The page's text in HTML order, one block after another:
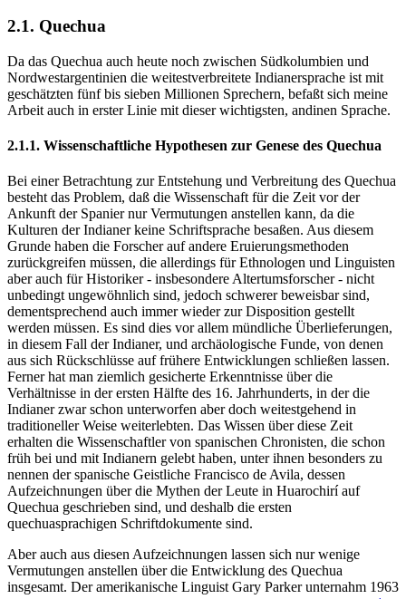
2.1. Quechua
Da das Quechua auch heute noch zwischen Südkolumbien und
Nordwestargentinien die weitestverbreitete Indianersprache ist mit
geschätzten fünf bis sieben Millionen Sprechern, befaßt sich meine
Arbeit auch in erster Linie mit dieser wichtigsten, andinen Sprache.
2.1.1. Wissenschaftliche Hypothesen zur Genese des Quechua
Bei einer Betrachtung zur Entstehung und Verbreitung des Quechua
besteht das Problem, daß die Wissenschaft für die Zeit vor der
Ankunft der Spanier nur Vermutungen anstellen kann, da die
Kulturen der Indianer keine Schriftsprache besaßen. Aus diesem
Grunde haben die Forscher auf andere Eruierungsmethoden
zurückgreifen müssen, die allerdings für Ethnologen und Linguisten
aber auch für Historiker - insbesondere Altertumsforscher - nicht
unbedingt ungewöhnlich sind, jedoch schwerer beweisbar sind,
dementsprechend auch immer wieder zur Disposition gestellt
werden müssen. Es sind dies vor allem mündliche Überlieferungen,
in diesem Fall der Indianer, und archäologische Funde, von denen
aus sich Rückschlüsse auf frühere Entwicklungen schließen lassen.
Ferner hat man ziemlich gesicherte Erkenntnisse über die
Verhältnisse in der ersten Hälfte des 16. Jahrhunderts, in der die
Indianer zwar schon unterworfen aber doch weitestgehend in
traditioneller Weise weiterlebten. Das Wissen über diese Zeit
erhalten die Wissenschaftler von spanischen Chronisten, die schon
früh bei und mit Indianern gelebt haben, unter ihnen besonders zu
nennen der spanische Geistliche Francisco de Avila, dessen
Aufzeichnungen über die Mythen der Leute in Huarochirí auf
Quechua geschrieben sind, und deshalb die ersten
quechuasprachigen Schriftdokumente sind.
Aber auch aus diesen Aufzeichnungen lassen sich nur wenige
Vermutungen anstellen über die Entwicklung des Quechua
insgesamt. Der amerikanische Linguist Gary Parker unternahm 1963